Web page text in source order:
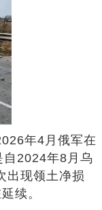
年4月俄军在
自2024年8月乌
出现领土净损
续。